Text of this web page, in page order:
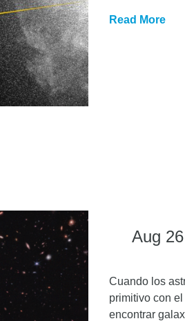
Read More
Aug 26
Cuando los
primitivo con
encontrar